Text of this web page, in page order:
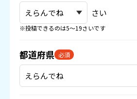
さい
※投稿できるのは5〜19さいです
都道府県 必須